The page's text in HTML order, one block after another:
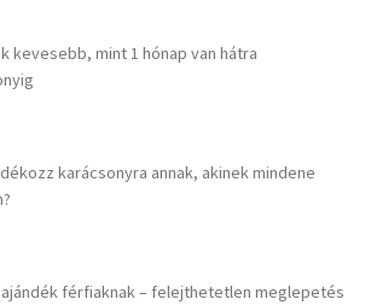
kevesebb, mint 1 hónap van hátra
karácsonyra annak, akinek mindene
ajándék férfiaknak – felejthetetlen meglepetés